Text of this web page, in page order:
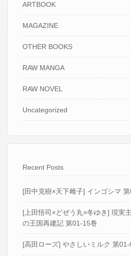
ARTBOOK
MAGAZINE
OTHER BOOKS
RAW MANGA
RAW NOVEL
Uncategorized
Recent Posts
[田中克樹×天下雌子] インゴシマ
[上田悟司×どぜう丸×冬ゆき] 現実
の王国再建記 第01-15巻
[高田ローズ] やさしいミルク 第01-